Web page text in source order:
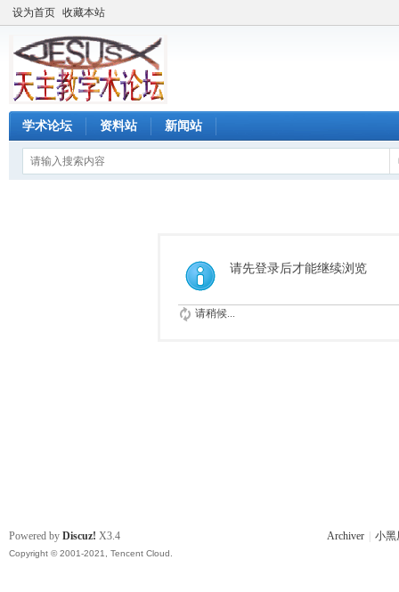
设为首页 收藏本站
学术论坛 资料站 新闻站
请先登录后才能继续浏览
请稍候...
Archiver 小黑
Powered by Discuz! X3.4
Copyright © 2001-2021, Tencent Cloud.